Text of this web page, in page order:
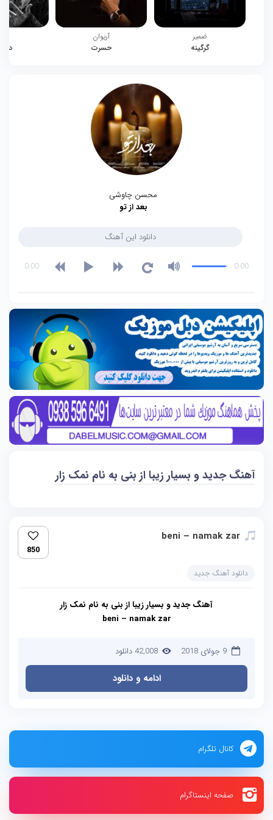
ضمیر
گرگینه
آریوان
حسرت
محسن چاوشی
بعد از تو
دانلود این آهنگ
0:00
0:00
آهنگ جدید و بسیار زیبا از بنی به نام نمک زار
beni – namak zar
850
دانلود آهنگ جدید
آهنگ جدید و بسیار زیبا ازبنی به نام نمک زار
beni – namak zar
9 جولای 2018 42,008 دانلود
ادامه و دانلود
کانال تلگرام
صفحه اینستاگرام